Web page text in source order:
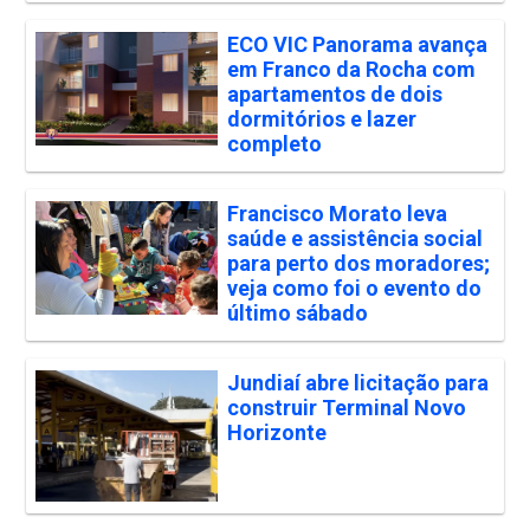
ECO VIC Panorama avança
em Franco da Rocha com
apartamentos de dois
dormitórios e lazer
completo
Francisco Morato leva
saúde e assistência social
para perto dos moradores;
veja como foi o evento do
último sábado
Jundiaí abre licitação para
construir Terminal Novo
Horizonte